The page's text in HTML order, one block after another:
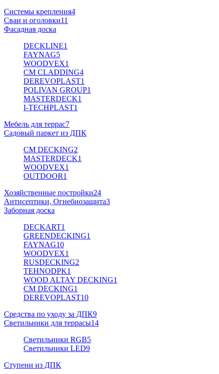
Системы крепления4
Сваи и оголовки11
Фасадная доска
DECKLINE1
FAYNAG5
WOODVEX1
CM CLADDING4
DEREVOPLAST1
POLIVAN GROUP1
MASTERDECK1
I-TECHPLAST1
Мебель для террас7
Садовый паркет из ДПК
CM DECKING2
MASTERDECK1
WOODVEX1
OUTDOOR1
Хозяйственные постройки24
Антисептики, Огнебиозащита3
Заборная доска
DECKART1
GREENDECKING1
FAYNAG10
WOODVEX1
RUSDECKING2
TEHNODPK1
WOOD ALTAY DECKING1
CM DECKING1
DEREVOPLAST10
Средства по уходу за ДПК9
Светильники для террасы14
Светильники RGB5
Светильники LED9
Ступени из ДПК